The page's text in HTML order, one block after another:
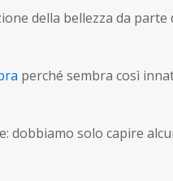
della bellezza da
perché sembra così
solo capire